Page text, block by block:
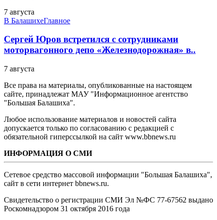
7 августа
В БалашихеГлавное
Сергей Юров встретился с сотрудниками
моторвагонного депо «Железнодорожная» в..
7 августа
Все права на материалы, опубликованные на настоящем
сайте, принадлежат МАУ "Информационное агентство
"Большая Балашиха".
Любое использование материалов и новостей сайта
допускается только по согласованию с редакцией с
обязательной гиперссылкой на сайт www.bbnews.ru
ИНФОРМАЦИЯ О СМИ
Сетевое средство массовой информации "Большая Балашиха",
сайт в сети интернет bbnews.ru.
Свидетельство о регистрации СМИ Эл №ФС ‎77-67562 выдано
Роскомнадзором 31 октября 2016 года